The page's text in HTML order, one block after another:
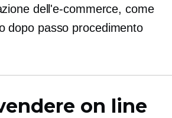
dell'e-commerce, come
dopo passo procedimento
on line